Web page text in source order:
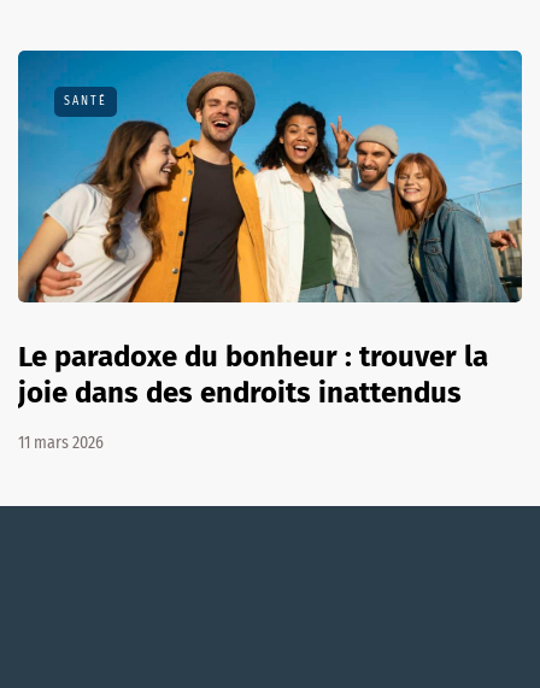
SANTÉ
Le paradoxe du bonheur : trouver la
joie dans des endroits inattendus
11 mars 2026